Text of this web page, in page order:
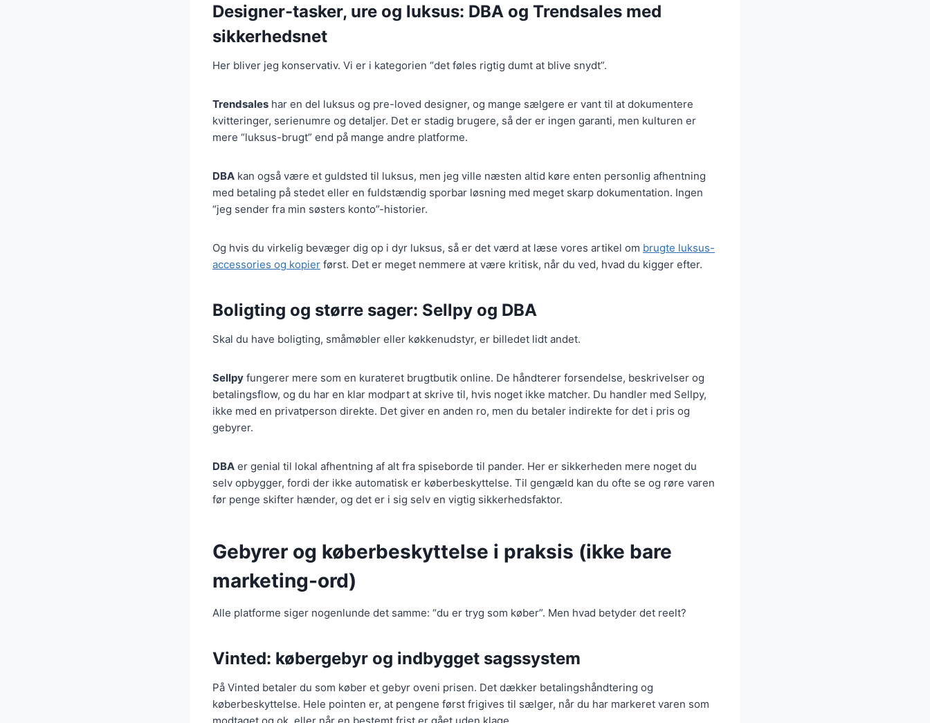
Designer-tasker, ure og luksus: DBA og Trendsales med
sikkerhedsnet
Her bliver jeg konservativ. Vi er i kategorien “det føles rigtig dumt at blive snydt”.
Trendsales har en del luksus og pre-loved designer, og mange sælgere er vant til at dokumentere
kvitteringer, serienumre og detaljer. Det er stadig brugere, så der er ingen garanti, men kulturen er
mere “luksus-brugt” end på mange andre platforme.
DBA kan også være et guldsted til luksus, men jeg ville næsten altid køre enten personlig afhentning
med betaling på stedet eller en fuldstændig sporbar løsning med meget skarp dokumentation. Ingen
“jeg sender fra min søsters konto”-historier.
Og hvis du virkelig bevæger dig op i dyr luksus, så er det værd at læse vores artikel om brugte luksus-
accessories og kopier først. Det er meget nemmere at være kritisk, når du ved, hvad du kigger efter.
Boligting og større sager: Sellpy og DBA
Skal du have boligting, småmøbler eller køkkenudstyr, er billedet lidt andet.
Sellpy fungerer mere som en kurateret brugtbutik online. De håndterer forsendelse, beskrivelser og
betalingsflow, og du har en klar modpart at skrive til, hvis noget ikke matcher. Du handler med Sellpy,
ikke med en privatperson direkte. Det giver en anden ro, men du betaler indirekte for det i pris og
gebyrer.
DBA er genial til lokal afhentning af alt fra spiseborde til pander. Her er sikkerheden mere noget du
selv opbygger, fordi der ikke automatisk er køberbeskyttelse. Til gengæld kan du ofte se og røre varen
før penge skifter hænder, og det er i sig selv en vigtig sikkerhedsfaktor.
Gebyrer og køberbeskyttelse i praksis (ikke bare
marketing-ord)
Alle platforme siger nogenlunde det samme: “du er tryg som køber”. Men hvad betyder det reelt?
Vinted: købergebyr og indbygget sagssystem
På Vinted betaler du som køber et gebyr oveni prisen. Det dækker betalingshåndtering og
køberbeskyttelse. Hele pointen er, at pengene først frigives til sælger, når du har markeret varen som